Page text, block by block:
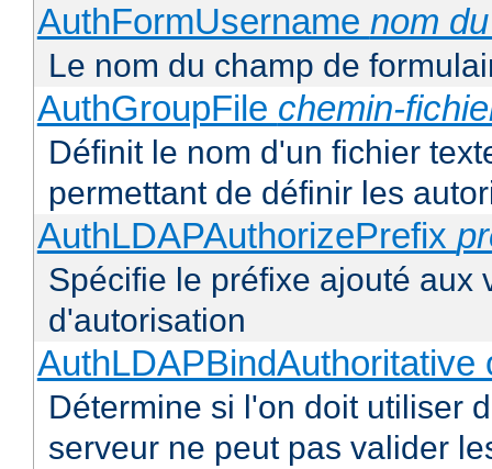
AuthFormUsername nom
Le nom du champ de
AuthGroupFile chemin-
Définit le nom d'un fichier
permettant de définir les
AuthLDAPAuthorizePrefix
Spécifie le préfixe ajouté aux
d'autorisation
AuthLDAPBindAuthoritative
Détermine si l'on doit utiliser
serveur ne peut pas valider